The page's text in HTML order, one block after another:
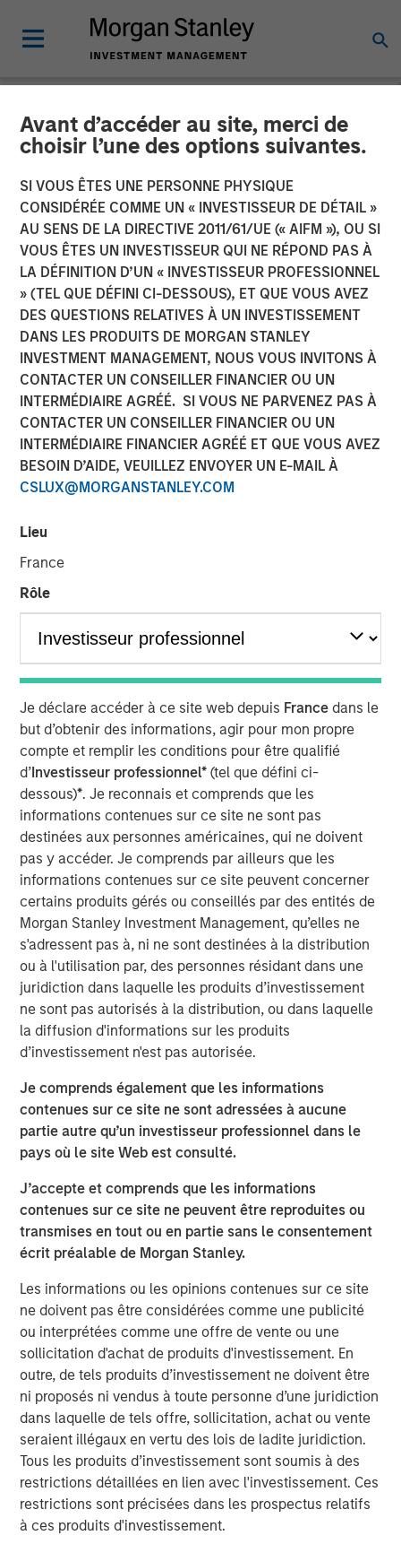
Avant d’accéder au site, merci de
choisir l’une des options suivantes.
SI VOUS ÊTES UNE PERSONNE PHYSIQUE
CONSIDÉRÉE COMME UN « INVESTISSEUR DE DÉTAIL »
AU SENS DE LA DIRECTIVE 2011/61/UE (« AIFM »), OU SI
VOUS ÊTES UN INVESTISSEUR QUI NE RÉPOND PAS À
LA DÉFINITION D’UN « INVESTISSEUR PROFESSIONNEL
» (TEL QUE DÉFINI CI-DESSOUS), ET QUE VOUS AVEZ
DES QUESTIONS RELATIVES À UN INVESTISSEMENT
DANS LES PRODUITS DE MORGAN STANLEY
INVESTMENT MANAGEMENT, NOUS VOUS INVITONS À
CONTACTER UN CONSEILLER FINANCIER OU UN
INTERMÉDIAIRE AGRÉÉ. SI VOUS NE PARVENEZ PAS À
CONTACTER UN CONSEILLER FINANCIER OU UN
INTERMÉDIAIRE FINANCIER AGRÉÉ ET QUE VOUS AVEZ
BESOIN D’AIDE, VEUILLEZ ENVOYER UN E-MAIL À
CSLUX@MORGANSTANLEY.COM
Lieu
France
Rôle
Je déclare accéder à ce site web depuis France dans le
but d’obtenir des informations, agir pour mon propre
compte et remplir les conditions pour être qualifié
d’Investisseur professionnel*(tel que défini ci-
dessous)*. Je reconnais et comprends que les
informations contenues sur ce site ne sont pas
destinées aux personnes américaines, qui ne doivent
pas y accéder. Je comprends par ailleurs que les
informations contenues sur ce site peuvent concerner
certains produits gérés ou conseillés par des entités de
Morgan Stanley Investment Management, qu’elles ne
s'adressent pas à, ni ne sont destinées à la distribution
ou à l'utilisation par, des personnes résidant dans une
juridiction dans laquelle les produits d’investissement
ne sont pas autorisés à la distribution, ou dans laquelle
la diffusion d'informations sur les produits
d’investissement n'est pas autorisée.
Je comprends également que les informations
contenues sur ce site ne sont adressées à aucune
partie autre qu’un investisseur professionnel dans le
pays où le site Web est consulté.
J’accepte et comprends que les informations
contenues sur ce site ne peuvent être reproduites ou
transmises en tout ou en partie sans le consentement
écrit préalable de Morgan Stanley.
Les informations ou les opinions contenues sur ce site
ne doivent pas être considérées comme une publicité
ou interprétées comme une offre de vente ou une
sollicitation d'achat de produits d'investissement. En
outre, de tels produits d’investissement ne doivent être
ni proposés ni vendus à toute personne d’une juridiction
dans laquelle de tels offre, sollicitation, achat ou vente
seraient illégaux en vertu des lois de ladite juridiction.
Tous les produits d’investissement sont soumis à des
restrictions détaillées en lien avec l'investissement. Ces
restrictions sont précisées dans les prospectus relatifs
à ces produits d'investissement.
NEWSROOM
Morgan Stanley Capital
Partners Completes Sale of
World 50 to New
Continuation Fund
Investment Vehicle
26 MARS 2024
NEW YORK – March 26, 2024 8:00 AM ET
Investment funds managed by Morgan Stanley Capital
Parent LLC and its related subsidiary companies (“World
50” or the “Company”) to a single asset GP-led
continuation fund investment vehicle managed by an
affiliate of MSCP. The continuation fund is led by
from Blue Owl Strategic Equity and Lexington, with
Norwest, Ares Management Funds, AltamarCAM and
Churchill also committing to the vehicle.
Headquartered in Atlanta, Georgia, World 50 is an
invitation-only, peer-to-peer network and knowledge
exchange platform. Global CEOs, board directors, and
senior executives across a variety of functions – from 37
countries across six continents – join World 50 to learn
from one another, build relationships, and engage with
the World 50 community to discover powerful insights.
Since investing in World 50 in 2020, MSCP has partnered
with Company management to further build out the
offering and continuously improve the member
experience through complimentary services and
products. The Company’s focus on creating an
unmatched member experience has further cemented
World 50 as an important resource to its members, which
in turn, has led to consistent growth for the Company.
“We are proud to have partnered with the World 50
management team through this past chapter, ultimately
transforming World 50 into what we believe to be a
differentiated, leading platform,” said Adam Shaw,
Managing Director and Head of Business Services at
MSCP. “We believe World 50 is a unique business model
with multiple levers for continued growth. We appreciate
the World 50 team’s extraordinary talent and dedication
over the past four years and look forward to being a
value-added partner in the Company’s next chapter.”
“Morgan Stanley Capital Partners has been an
outstanding partner over the past four years, helping
solidify World 50’s position as an invaluable resource to
our members, which has delivered exceptional value to
them and growth for the company,” said David Wilkie,
former CEO and current Chairman of the Board of World
50. 1
World 50 CEO Ken Davis, added: “We are extremely
excited for the growth opportunities ahead at World 50
and look forward to continuing our partnership with the